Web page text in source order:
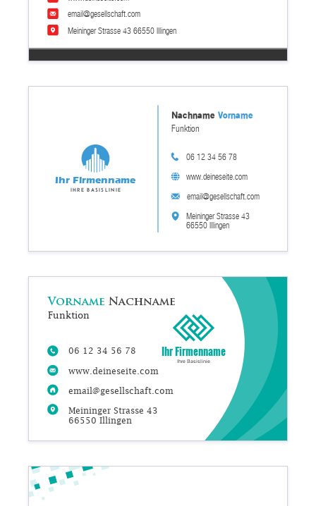
Meininger Strasse 43 66550 Illingen
email@gesellschaft.com
email@gesellschaft.com
Meininger Strasse 43
66550 Illingen
06 12 34 56 78
www.deineseite.com
Funktion
NachnameVorname
Ihr Firmenname
Ihre Basislinie
06 12 34 56 78
www.deineseite.com
email@gesellschaft.com
Meininger Strasse 43
66550 Illingen
Funktion
VornameNachname
Ihr Firmenname
Ihre Basislinie